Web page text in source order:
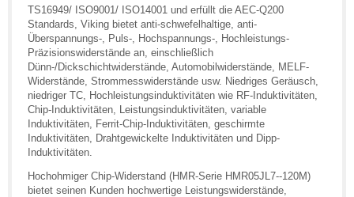
TS16949/ ISO9001/ ISO14001 und erfüllt die AEC-Q200
Standards, Viking bietet anti-schwefelhaltige, anti-
Überspannungs-, Puls-, Hochspannungs-, Hochleistungs-
Präzisionswiderstände an, einschließlich
Dünn-/Dickschichtwiderstände, Automobilwiderstände, MELF-
Widerstände, Strommesswiderstände usw. Niedriges Geräusch,
niedriger TC, Hochleistungsinduktivitäten wie RF-Induktivitäten,
Chip-Induktivitäten, Leistungsinduktivitäten, variable
Induktivitäten, Ferrit-Chip-Induktivitäten, geschirmte
Induktivitäten, Drahtgewickelte Induktivitäten und Dipp-
Induktivitäten.
Hochohmiger Chip-Widerstand (HMR-Serie HMR05JL7--120M)
bietet seinen Kunden hochwertige Leistungswiderstände,